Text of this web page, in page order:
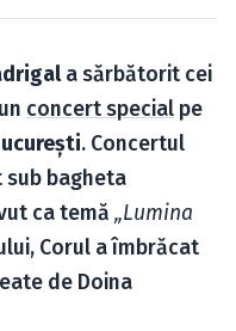
a sărbătorit cei
concert special pe
. Concertul
sub bagheta
ca temă „Lumina
Corul a îmbrăcat
de Doina